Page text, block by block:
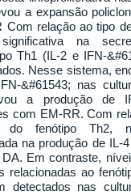
a expansão
Com relação ao tipo
na
Th1 (IL-2 e IFN-
Nesse sistema,
&#61543; nas
a produção de
com EM-RR. Com
do fenótipo Th2,
na produção de IL-
Em contraste,
relacionadas ao
detectados nas